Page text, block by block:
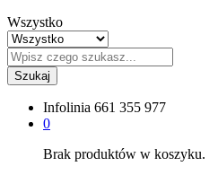
Wszystko
Szukaj
Infolinia 661 355 977
0
Brak produktów w koszyku.